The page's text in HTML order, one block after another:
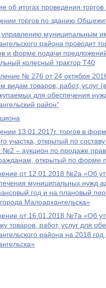
об итогах проведения
торгов по зданию
муниципальным
района проводит
и форме подачи
колесный трактор Т40
№ 276 от 24 октября
видам товаров, работ, услуг
для обеспечения
район"
13.01.2017г. торгов в
участка, открытый по
№2 – аукцион по продаже
открытый по форме
от 12.01.2018 №2а «Об
муниципальных нужд
год и на плановый
Малоархангельска»
от 16.01.2018 №7а «Об
товаров, работ, услуг для
района на 2018